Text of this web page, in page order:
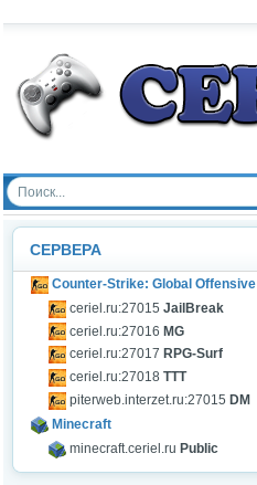
СЕРВЕРА
Counter-Strike: Global Offensive
ceriel.ru:27015 JailBreak
ceriel.ru:27016 MG
ceriel.ru:27017 RPG-Surf
ceriel.ru:27018 TTT
piterweb.interzet.ru:27015 DM
Minecraft
minecraft.ceriel.ru Public